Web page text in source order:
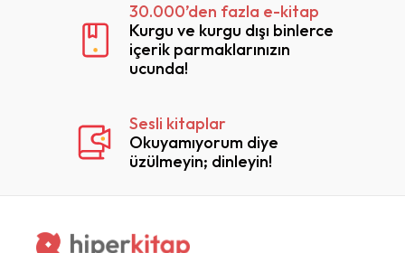
30.000’den fazla e-kitap
Kurgu ve kurgu dışı binlerce
içerik parmaklarınızın
ucunda!
Sesli kitaplar
Okuyamıyorum diye
üzülmeyin; dinleyin!